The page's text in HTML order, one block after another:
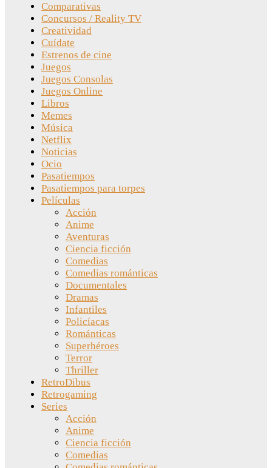
Comparativas
Concursos / Reality TV
Creatividad
Cuídate
Estrenos de cine
Juegos
Juegos Consolas
Juegos Online
Libros
Memes
Música
Netflix
Noticias
Ocio
Pasatiempos
Pasatiempos para torpes
Películas
Acción
Anime
Aventuras
Ciencia ficción
Comedias
Comedias románticas
Documentales
Dramas
Infantiles
Policíacas
Románticas
Superhéroes
Terror
Thriller
RetroDibus
Retrogaming
Series
Acción
Anime
Ciencia ficción
Comedias